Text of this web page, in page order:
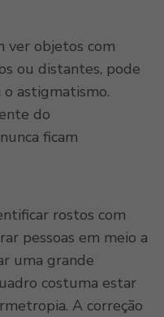
ver objetos com
ou distantes, pode
astigmatismo.
do
ficam
rostos com
pessoas em meio a
uma grande
costuma estar
A correção